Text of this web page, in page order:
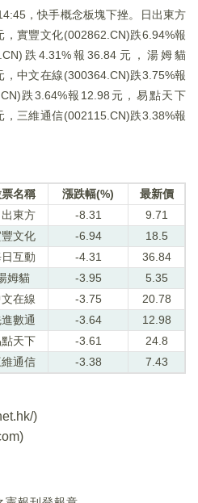
，快手概念板塊下挫。日出東方
實豐文化(002862.CN)跌6.94%報
跌4.31%報36.84元，湯姆貓
中文在線(300364.CN)跌3.75%報
跌3.64%報12.98元，易點天下
三維通信(002115.CN)跌3.38%報
票名稱 漲跌幅(%)
最新價
出東方 -8.31
9.71
文化 -6.94
18.5
互動 -4.31
36.84
姆貓 -3.95
5.35
在線 -3.75
20.78
數通 -3.64
12.98
天下 -3.61
24.8
維通信 -3.38 7.43
)
)